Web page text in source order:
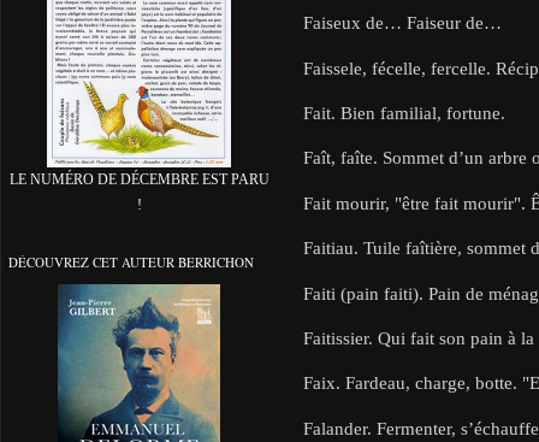
LE NUMÉRO DE DÉCEMBRE EST PARU
!
DÉCOUVREZ CET AUTEUR BERRICHON
Faiseux de… Faiseur de…
Faissele, fécelle, fercelle.
Fait. Bien familial, fortune.
Faît, faîte. Sommet d’un arbre
Fait mourir, "être fait mourir".
Faitiau. Tuile faîtière, sommet
Faiti (pain faiti). Pain de
Faitissier. Qui fait son pain à la
Faix. Fardeau, charge, botte.
Falander. Fermenter,